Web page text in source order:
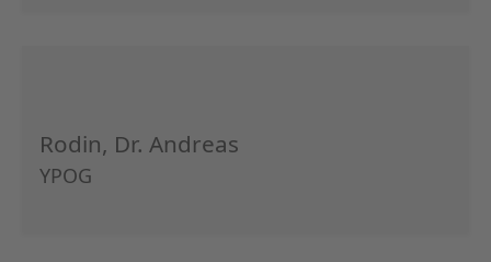
Rodin, Dr. Andreas
YPOG